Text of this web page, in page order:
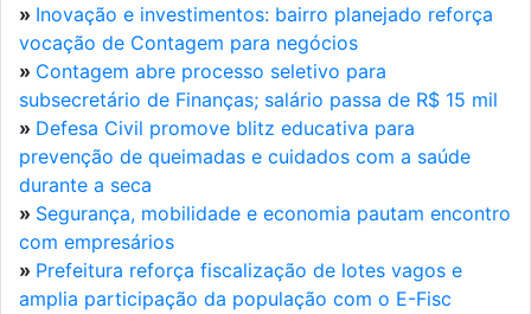
» Inovação e investimentos: bairro planejado reforça
vocação de Contagem para negócios
» Contagem abre processo seletivo para
subsecretário de Finanças; salário passa de R$ 15 mil
» Defesa Civil promove blitz educativa para
prevenção de queimadas e cuidados com a saúde
durante a seca
» Segurança, mobilidade e economia pautam encontro
com empresários
» Prefeitura reforça fiscalização de lotes vagos e
amplia participação da população com o E-Fisc